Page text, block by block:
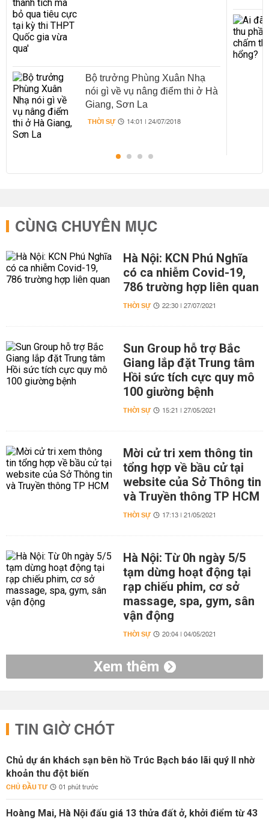
Bộ trưởng Phùng Xuân Nhạ
nói gì về vụ nâng điểm thi ở Hà
Giang, Sơn La
THỜI SỰ 14:01 | 24/07/2018
CÙNG CHUYÊN MỤC
Hà Nội: KCN Phú Nghĩa
có ca nhiễm Covid-19,
786 trường hợp liên quan
THỜI SỰ 22:30 | 27/07/2021
Sun Group hỗ trợ Bắc
Giang lắp đặt Trung tâm
Hồi sức tích cực quy mô
100 giường bệnh
THỜI SỰ 15:21 | 27/05/2021
Mời cử tri xem thông tin
tổng hợp về bầu cử tại
website của Sở Thông tin
và Truyền thông TP HCM
THỜI SỰ 17:13 | 21/05/2021
Hà Nội: Từ 0h ngày 5/5
tạm dừng hoạt động tại
rạp chiếu phim, cơ sở
massage, spa, gym, sân
vận động
THỜI SỰ 20:04 | 04/05/2021
Xem thêm
TIN GIỜ CHÓT
Chủ dự án khách sạn bên hồ Trúc Bạch báo lãi quý II nhờ
khoản thu đột biến
CHỦ ĐẦU TƯ 01 phút trước
Hoàng Mai, Hà Nội đấu giá 13 thửa đất ở, khởi điểm từ 43